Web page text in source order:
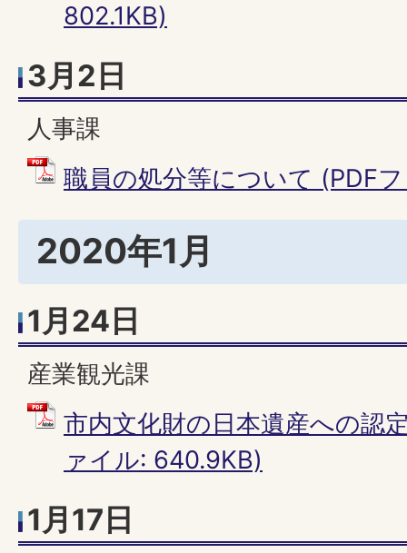
802.1KB)
3月2日
人事課
職員の処分等について (PDF
2020年1月
1月24日
産業観光課
市内文化財の日本遺産への認
ァイル: 640.9KB)
1月17日